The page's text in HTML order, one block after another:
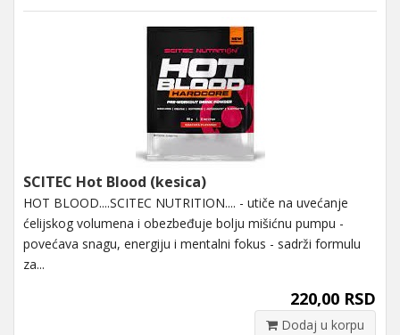
SCITEC Hot Blood (kesica)
HOT BLOOD....SCITEC NUTRITION.... - utiče na uvećanje
ćelijskog volumena i obezbeđuje bolju mišićnu pumpu -
povećava snagu, energiju i mentalni fokus - sadrži formulu
za...
220,00 RSD
Dodaj u korpu